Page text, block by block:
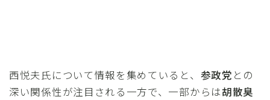
西悦夫氏について情報を集めていると、 参政党 との
深い関係性が注目される一方で、一部からは胡散臭